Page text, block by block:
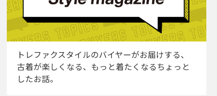
トレファクスタイルのバイヤーがお届けする、
古着が楽しくなる、もっと着たくなるちょっと
したお話。